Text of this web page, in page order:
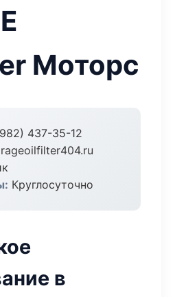
Моторс
437-35-12
Круглосуточно
в